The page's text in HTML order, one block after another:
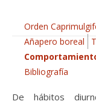
Orden
Añapero boreal
Bibliografía
De hábitos